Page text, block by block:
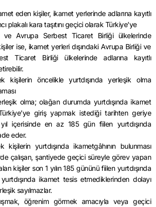
eden kişiler, ikamet yerlerinde adlarına kayıtlı
plakalı kara taşıtını geçici olarak Türkiye’ye
ve Avrupa Serbest Ticaret Birliği ülkelerinde
ise, ikamet yerleri dışındaki Avrupa Birliği ve
Ticaret Birliği ülkelerinde adlarına kayıtlı
kişilerin öncelikle yurtdışında yerleşik olma
olma; olağan durumda yurtdışında ikamet
giriş yapmak istediği tarihten geriye
içerisinde en az 185 gün fiilen yurtdışında
eder.
kişilerin yurtdışında ikametgâhının bulunması
çalışan, şantiyede geçici süreyle görev yapan
kişiler son 1 yılın 185 gününü fiilen yurtdışında
ikamet tesis etmediklerinden dolayı
sayılmazlar.
öğrenim görmek amacıyla veya geçici